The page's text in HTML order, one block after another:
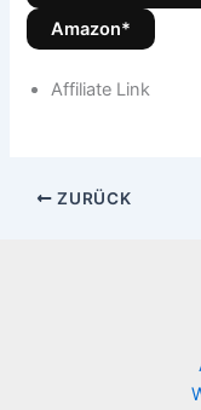
Amazon*
Affiliate Link
ZURÜCK